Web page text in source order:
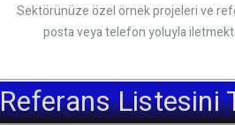
Sektörünüze özel örnek projeleri ve
posta veya telefon yoluyla
Referans Listesini